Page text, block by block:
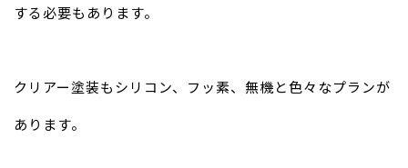
する必要もあります。
クリアー塗装もシリコン、フッ素、無機と色々なプランが
あります。